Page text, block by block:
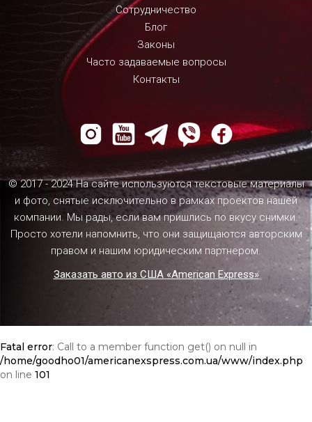
Сотрудничество
Блог
Законы
Часто задаваемые вопросы
Контакты
© 2017 - 2024 На сайте используются текстовые материалы
и фото, снятые исключительно в рамках проектов нашей
компании. Мы рады, если вам пришлись по вкусу снимки.
Просто хотели напомнить, что они защищаются авторским
правом и нашим юридическим партнером.
Заказать авто из США «American Express»
Fatal error: Call to a member function get() on null in
/home/goodho01/americanexspress.com.ua/www/index.php
on line 101